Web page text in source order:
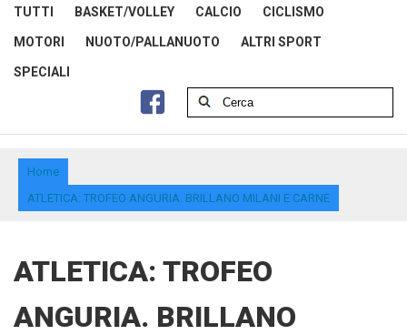
TUTTI BASKET/VOLLEY CALCIO CICLISMO
MOTORI NUOTO/PALLANUOTO ALTRI SPORT
SPECIALI
Home
ATLETICA: TROFEO ANGURIA. BRILLANO MILANI E CARNE
ATLETICA: TROFEO
ANGURIA. BRILLANO